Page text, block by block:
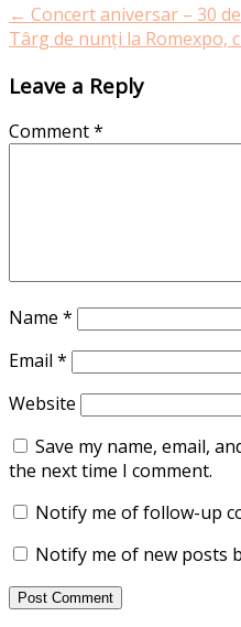
← Concert aniversar – 30
Târg de nunți la Romexpo,
Leave a Reply
Comment*
Name *
Email *
Website
Save my name, email,
the next time I comment.
Notify me of follow-up
Notify me of new posts